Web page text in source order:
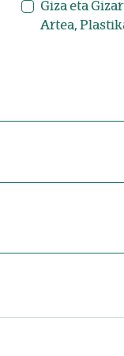
Giza eta
Artea,